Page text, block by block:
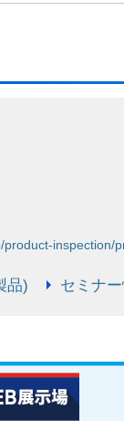
product-inspection/
品) セミナ